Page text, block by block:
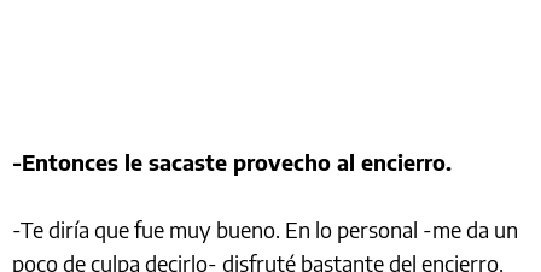
-Entonces le sacaste provecho al encierro.
-Te diría que fue muy bueno. En lo personal -me da un
poco de culpa decirlo- disfruté bastante del encierro.